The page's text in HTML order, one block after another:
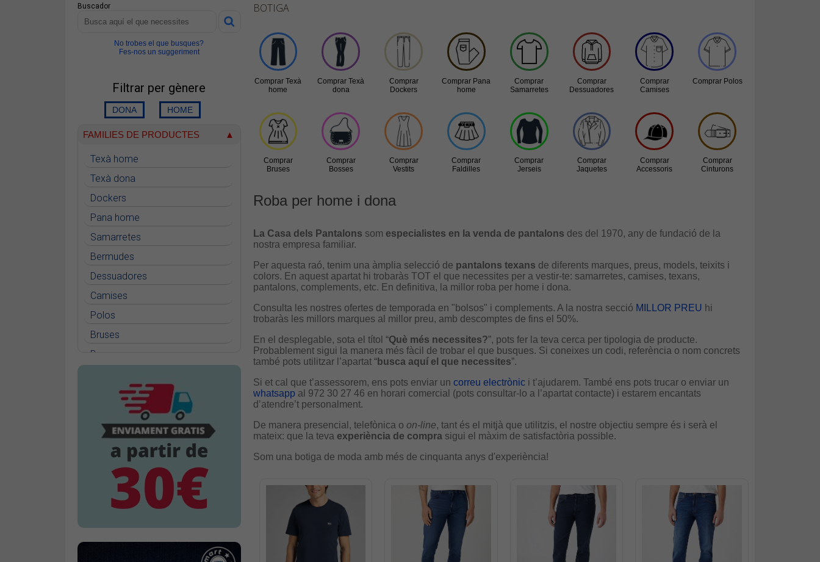
Buscador
No trobes el que busques?
Fes-nos un suggeriment
Filtrar per gènere
FAMILIES DE PRODUCTES
Texà home
Texà dona
Dockers
Pana home
Samarretes
Bermudes
Dessuadores
Camises
Polos
Bruses
Bosses
Faldilles
Jaquetes
Accessoris
Cinturons
Bufandes i mocadors
Calçat
Gavardina estiu home
BOTIGA
Comprar Texà
home
Comprar Texà
dona
Comprar
Dockers
Comprar Pana
home
Comprar
Samarretes
Comprar
Dessuadores
Comprar
Camises
Comprar Polos
Comprar
Bruses
Comprar
Bosses
Comprar
Vestits
Comprar
Faldilles
Comprar
Jerseis
Comprar
Jaquetes
Comprar
Accessoris
Comprar
Cinturons
Roba per home i dona
La Casa dels Pantalons som especialistes en la venda de pantalons des del 1970, any de fundació de la
nostra empresa familiar.
Per aquesta raó, tenim una àmplia selecció de pantalons texans de diferents marques, preus, models, teixits i
colors. En aquest apartat hi trobaràs TOT el que necessites per a vestir-te: samarretes, camises, texans,
pantalons, complements, etc. En definitiva, la millor roba per home i dona.
Consulta les nostres ofertes de temporada en "bolsos" i complements. A la nostra secció MILLOR PREU hi
trobaràs les millors marques al millor preu, amb descomptes de fins el 50%.
En el desplegable, sota el títol “Què més necessites?”, pots fer la teva cerca per tipologia de producte.
Probablement sigui la manera més fàcil de trobar el que busques. Si coneixes un codi, referència o nom concrets
també pots utilitzar l’apartat “busca aquí el que necessites”.
Si et cal que t’assessorem, ens pots enviar un correu electrònici t’ajudarem. També ens pots trucar o enviar un
whatsapp al 972 30 27 46 en horari comercial (pots consultar-lo a l’apartat contacte) i estarem encantats
d’atendre’t personalment.
De manera presencial, telefònica o on-line, tant és el mitjà que utilitzis, el nostre objectiu sempre és i serà el
mateix: que la teva experiència de comprasigui el màxim de satisfactòria possible.
Som una botiga de moda amb més de cinquanta anys d'experiència!